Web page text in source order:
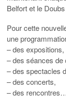
Belfort et le
Pour cette
une
– des expositions,
– des séances de
– des spectacles
– des concerts,
– des